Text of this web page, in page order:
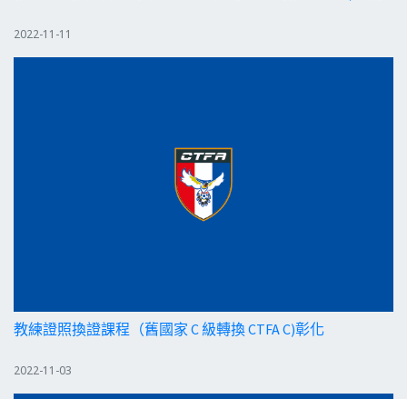
2022-11-11
教練證照換證課程（舊國家 C 級轉換 CTFA C)彰化
2022-11-03